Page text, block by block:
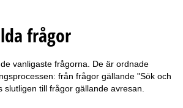
frågor
vanligaste frågorna. De är ordnade
från frågor gällande "Sök och
slutligen till frågor gällande avresan.